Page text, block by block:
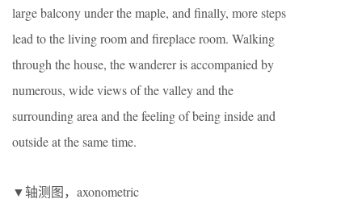
large balcony under the maple, and finally, more steps
lead to the living room and fireplace room. Walking
through the house, the wanderer is accompanied by
numerous, wide views of the valley and the
surrounding area and the feeling of being inside and
outside at the same time.
▼轴测图，axonometric